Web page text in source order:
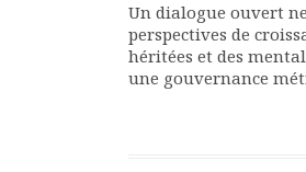
Un dialogue ouvert
perspectives de
héritées et des
une gouvernance